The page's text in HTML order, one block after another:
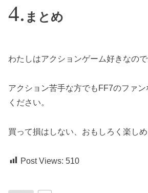
まとめ
わたしはアクションゲーム好きなので
アクション苦手な方でもFF7のファ
ください。
買って損はしない、おもしろく楽し
Post Views: 510